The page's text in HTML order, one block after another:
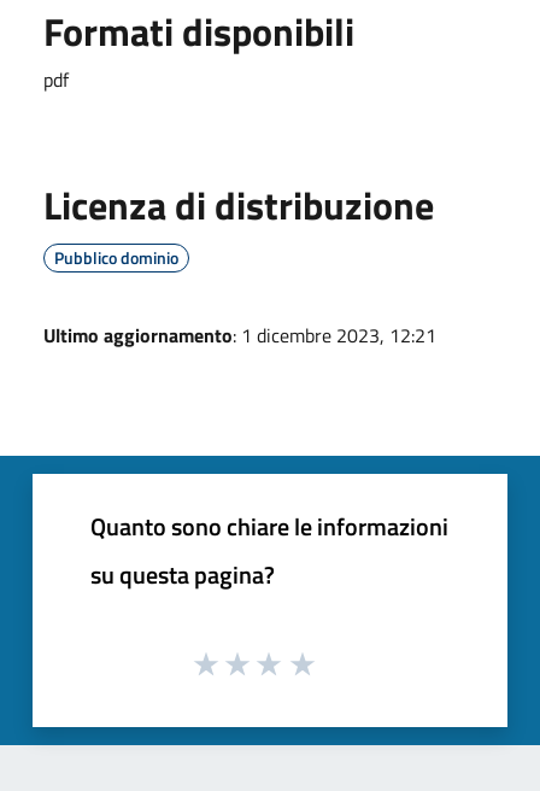
Formati disponibili
pdf
Licenza di distribuzione
Pubblico dominio
Ultimo aggiornamento: 1 dicembre 2023, 12:21
Quanto sono chiare le informazioni
su questa pagina?